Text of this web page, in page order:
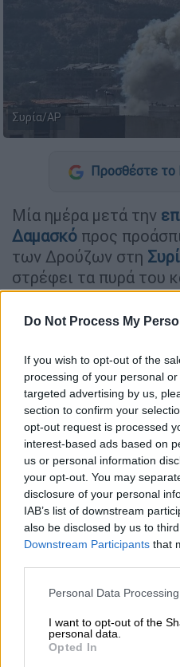
Do Not Process My
If you wish to opt-out of the
processing of your personal
targeted advertising by us,
section to confirm your
opt-out request is processed
interest-based ads based on
us or personal information
your opt-out. You may
disclosure of your personal
IAB’s list of downstream
also be disclosed by us to
Downstream Participants that
Please note that this website/
not limited to your visit or
grant or deny consent to
use your data for below
Personal Data
I want to opt-out of the
personal data.
Opted In
Συρία/ΑΡ
Προσθέστε
Μία ημέρα μετά την
Δαμασκό προς
των Δρούζων στη
στρέφει τα πυρά του
παρουσιάζοντάς
εκτελεστές.
φρικιαστικές
ένοπλες δρουζικές
υποστηριζόμενες από
αμάχων στο
ΔΙΑΒΑΣΤΕ ΕΠΙΣΗΣ
Κόσμος 16.07.2025 16:42
Άγκυρα κατά Τελ
επιθέσεις στη
«Σαμποτάρουν την
Ματωμένοι